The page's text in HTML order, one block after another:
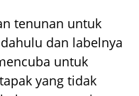
tenunan untuk
dan labelnya
untuk
yang tidak